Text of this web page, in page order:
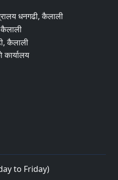
धनगढी, कैलाली
कैलाली
कार्यालय
to Friday)